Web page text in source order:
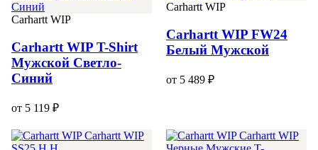
Carhartt WIP
Carhartt WIP T-Shirt
Мужской Светло-
Синий
от 5 119 ₽
Carhartt WIP
Carhartt WIP FW24
Белый Мужской
от 5 489 ₽